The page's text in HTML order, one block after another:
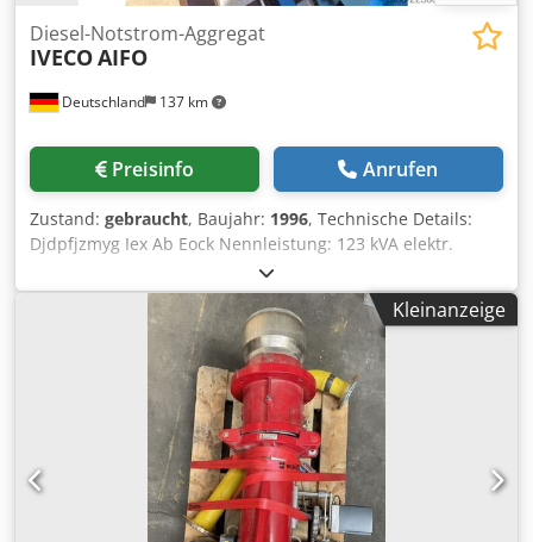
Deutschland 137 km
Diesel-Notstrom-Aggregat
IVECOAIFO
Preisinfo Anrufen
Zustand: gebraucht, Baujahr: 1996, Technische Details:
Djdpfjzmyg Iex Ab Eock Nennleistung: 123 kVA elektr.
Ausführung - Spannung/Frequenz: 400/50 V/Hz
Nennstrom: 100 kW Betriebsstunden: 50 h Anzahl der
Zylinder: 6 Zylinder Maschinengewicht ca.: 500 kg
Gebrauchtes Notstromaggregat mit IVECO AIFO 6-Zylinder-
Reihendieselmotor und Stamford-Generator. Baujahr 1996.
Motorleistung 73 kW bei 1.500 U/min, Generatorleistung
123 kVA bzw. 100 kW, 400/230 V, 50 Hz, Nennstrom 177 A.
Wassergekühlter Dieselmotor mit konventioneller
Steuerung. Das Aggregat verfügt über ca. 50
Betriebsstunden, befindet sich laut Vorbesitzer in einem
sehr guten technischen Zustand und wurde seit dem
Kleinanzeige